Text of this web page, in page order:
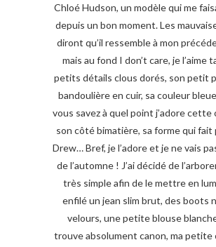
Chloé Hudson, un modèle qui me
depuis un bon moment. Les
diront qu’il ressemble à mon
mais au fond I don’t care, je l’aime
petits détails clous dorés, son petit
bandoulière en cuir, sa couleur
vous savez à quel point j’adore cette
son côté bimatière, sa forme qui fait
Drew… Bref, je l’adore et je ne vais
de l’automne ! J’ai décidé de
très simple afin de le mettre en
enfilé un jean slim brut, des boots
velours, une petite blouse
trouve absolument canon, ma